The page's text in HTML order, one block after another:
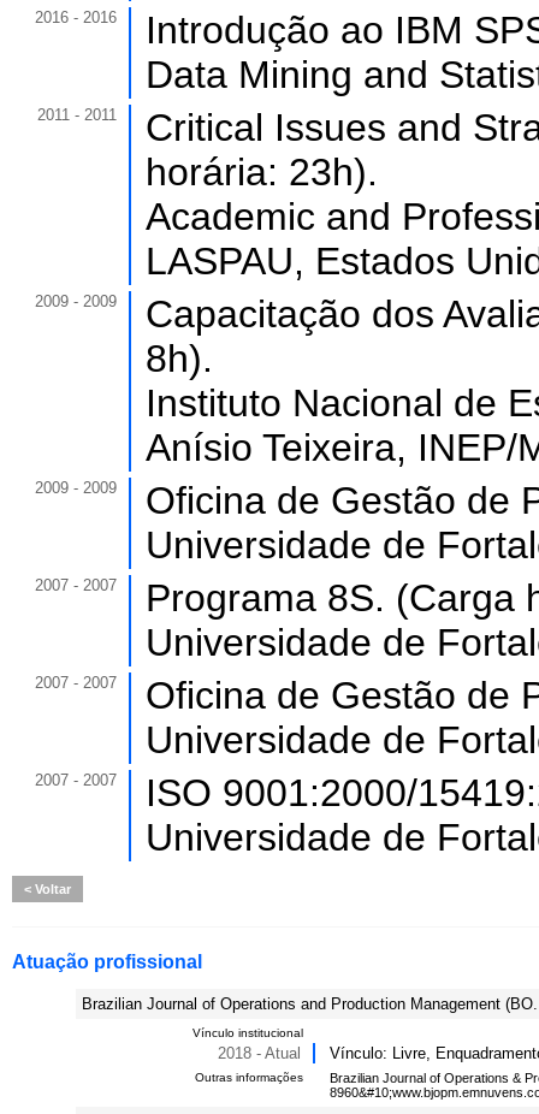
2016 - 2016
Introdução ao IBM
Data Mining and
2011 - 2011
Critical Issues and
horária: 23h).
Academic and
LASPAU, Estados
2009 - 2009
Capacitação dos
8h).
Instituto Nacional de
Anísio Teixeira, INEP/
2009 - 2009
Oficina de Gestão de
Universidade de
2007 - 2007
Programa 8S. (Carga
Universidade de
2007 - 2007
Oficina de Gestão de
Universidade de
2007 - 2007
ISO 9001:2000/
Universidade de
Voltar
Atuação profissional
Brazilian Journal of Operations and Production Management (BO.
Vínculo institucional
2018 - Atual Vínculo: Livre,
Outras informações
Brazilian Journal of Operations &